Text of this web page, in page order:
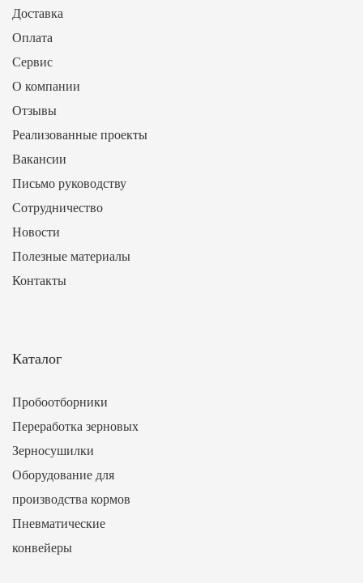
Доставка
Оплата
Сервис
О компании
Отзывы
Реализованные проекты
Вакансии
Письмо руководству
Сотрудничество
Новости
Полезные материалы
Контакты
Каталог
Пробоотборники
Переработка зерновых
Зерносушилки
Оборудование для
производства кормов
Пневматические
конвейеры